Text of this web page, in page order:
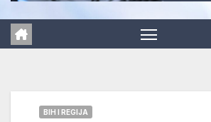
BIH I REGIJA